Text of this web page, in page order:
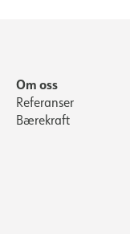
Om oss
Referanser
Bærekraft